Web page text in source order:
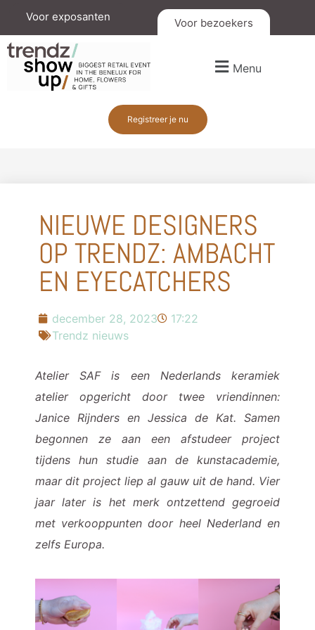
Voor exposanten Voor bezoekers
Menu
Registreer je nu
NIEUWE DESIGNERS
OP TRENDZ: AMBACHT
EN EYECATCHERS
december 28, 2023
17:22
Trendz nieuws
Atelier SAF is een Nederlands keramiek
atelier opgericht door twee vriendinnen:
Janice Rijnders en Jessica de Kat. Samen
begonnen ze aan een afstudeer project
tijdens hun studie aan de kunstacademie,
maar dit project liep al gauw uit de hand. Vier
jaar later is het merk ontzettend gegroeid
met verkooppunten door heel Nederland en
zelfs Europa.